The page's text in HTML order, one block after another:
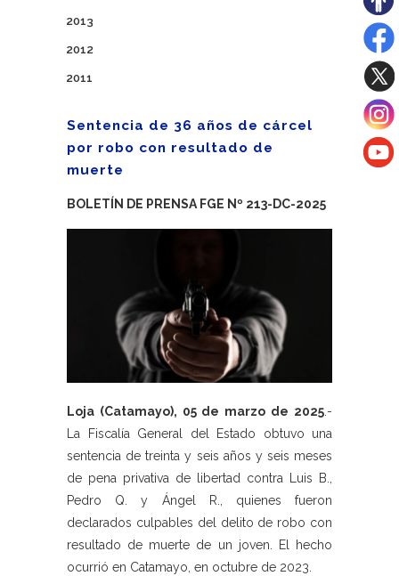
2013
2012
2011
Sentencia de 36 años de cárcel
por robo con resultado de
muerte
BOLETÍN DE PRENSA FGE Nº 213-DC-2025
Loja (Catamayo), 05 de marzo de 2025.-
La Fiscalía General del Estado obtuvo una
sentencia de treinta y seis años y seis meses
de pena privativa de libertad contra Luis B.,
Pedro Q. y Ángel R., quienes fueron
declarados culpables del delito de robo con
resultado de muerte de un joven. El hecho
ocurrió en Catamayo, en octubre de 2023.